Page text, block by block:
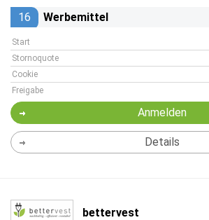
16 Werbemittel
Start
Stornoquote
Cookie
Freigabe
Anmelden
Details
bettervest